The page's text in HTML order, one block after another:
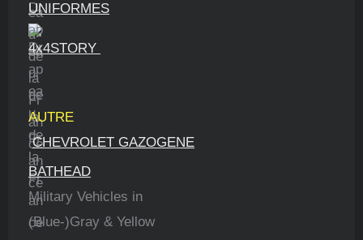
UNIFORMES
4x4STORY
AUTRE
CHEVROLET GAZOGENE
BATHEAD
Military Vehicles in
(Blue-)Gray & Yellow